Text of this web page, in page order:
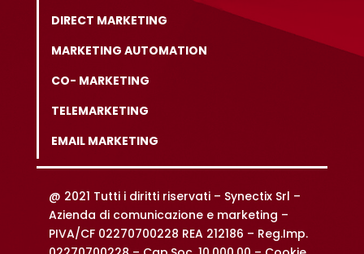
DIRECT MARKETING
MARKETING AUTOMATION
CO- MARKETING
TELEMARKETING
EMAIL MARKETING
@ 2021 Tutti i diritti riservati – Synectix Srl –
Azienda di comunicazione e marketing –
PIVA/CF 02270700228 REA 212186 – Reg.Imp.